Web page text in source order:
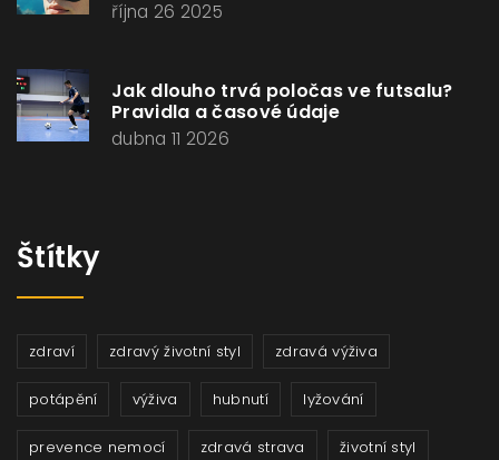
října 26 2025
Jak dlouho trvá poločas ve futsalu?
Pravidla a časové údaje
dubna 11 2026
Štítky
zdraví zdravý životní styl zdravá výživa
potápění výživa hubnutí lyžování
prevence nemocí zdravá strava životní styl